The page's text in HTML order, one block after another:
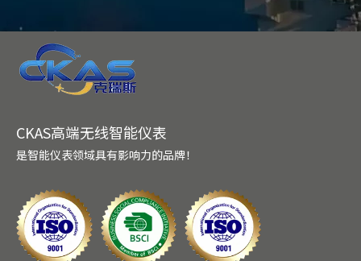
CKAS高端无线智能仪表
是智能仪表领域具有影响力的品牌！